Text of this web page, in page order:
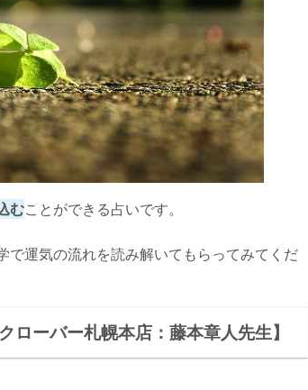
むことができる占いです。
で運気の流れを読み解いてもらってみてくだ
ーバー札幌本店：藤本章人先生】